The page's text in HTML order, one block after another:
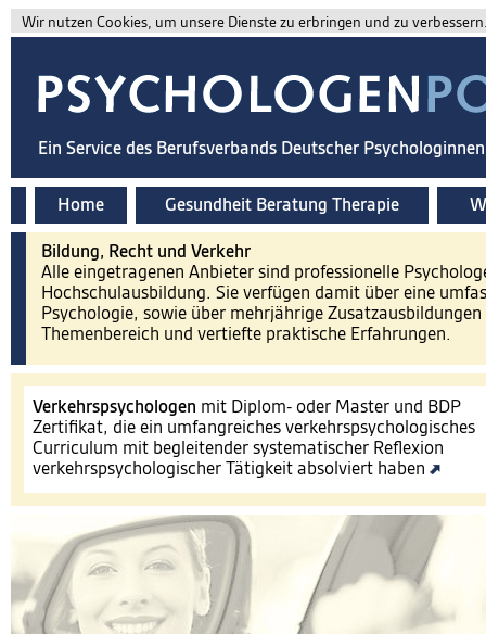
Wir nutzen Cookies, um unsere Dienste zu erbringen und zu
Ein Service des Berufsverbands Deutscher
Home Gesundheit Beratung Therapie
Bildung, Recht und Verkehr
Alle eingetragenen Anbieter sind professionelle
Hochschulausbildung. Sie verfügen damit über eine
Psychologie, sowie über mehrjährige
Themenbereich und vertiefte praktische Erfahrungen.
Verkehrspsychologen mit Diplom- oder Master und BDP
Zertifikat, die ein umfangreiches verkehrspsychologisches
Curriculum mit begleitender systematischer Reflexion
verkehrspsychologischer Tätigkeit absolviert haben